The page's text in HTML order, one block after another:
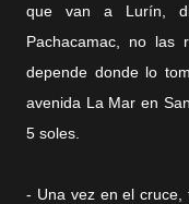
que van a Lurín,
Pachacamac, no las
depende donde lo
avenida La Mar en
5 soles.
- Una vez en el cruce,